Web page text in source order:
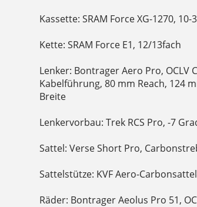
Kassette: SRAM Force XG-1270, 10-
Kette: SRAM Force E1, 12/13fach
Lenker: Bontrager Aero Pro,
Kabelführung, 80 mm Reach, 124
Breite
Lenkervorbau: Trek RCS Pro, -7
Sattel: Verse Short Pro,
Sattelstütze: KVF Aero-
Räder: Bontrager Aeolus Pro 51,